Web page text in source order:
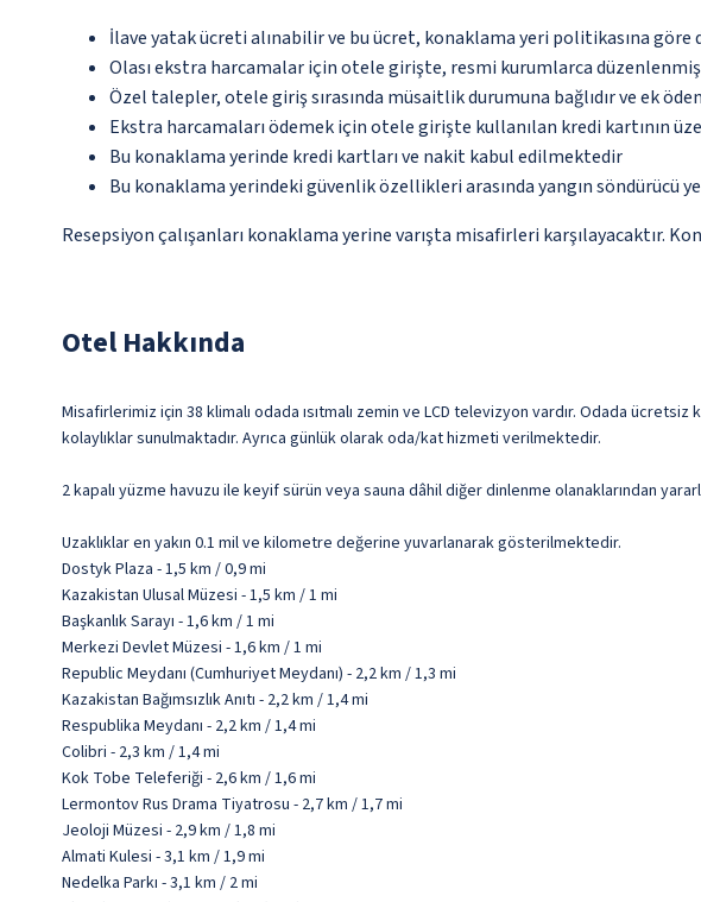
İlave yatak ücreti alınabilir ve bu ücret, konaklama yeri politikasına
Olası ekstra harcamalar için otele girişte, resmi kurumlarca
Özel talepler, otele giriş sırasında müsaitlik durumuna bağlıdır ve ek
Ekstra harcamaları ödemek için otele girişte kullanılan kredi kartının
Bu konaklama yerinde kredi kartları ve nakit kabul edilmektedir
Bu konaklama yerindeki güvenlik özellikleri arasında yangın söndürücü
Resepsiyon çalışanları konaklama yerine varışta misafirleri karşılayacaktır.
Otel Hakkında
Misafirlerimiz için 38 klimalı odada ısıtmalı zemin ve LCD televizyon vardır. Odada
kolaylıklar sunulmaktadır. Ayrıca günlük olarak oda/kat hizmeti verilmektedir.
2 kapalı yüzme havuzu ile keyif sürün veya sauna dâhil diğer dinlenme olanaklarından
Uzaklıklar en yakın 0.1 mil ve kilometre değerine yuvarlanarak gösterilmektedir.
Dostyk Plaza - 1,5 km / 0,9 mi
Kazakistan Ulusal Müzesi - 1,5 km / 1 mi
Başkanlık Sarayı - 1,6 km / 1 mi
Merkezi Devlet Müzesi - 1,6 km / 1 mi
Republic Meydanı (Cumhuriyet Meydanı) - 2,2 km / 1,3 mi
Kazakistan Bağımsızlık Anıtı - 2,2 km / 1,4 mi
Respublika Meydanı - 2,2 km / 1,4 mi
Colibri - 2,3 km / 1,4 mi
Kok Tobe Teleferiği - 2,6 km / 1,6 mi
Lermontov Rus Drama Tiyatrosu - 2,7 km / 1,7 mi
Jeoloji Müzesi - 2,9 km / 1,8 mi
Almati Kulesi - 3,1 km / 1,9 mi
Nedelka Parkı - 3,1 km / 2 mi